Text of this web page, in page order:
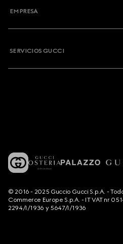
EMPRESA
SERVICIOS GUCCI
© 2016 - 2025 Guccio Gucci S.p.A. -
Commerce Europe S.p.A. - IT VAT nr
2294/I/1936 y 5647/I/1936